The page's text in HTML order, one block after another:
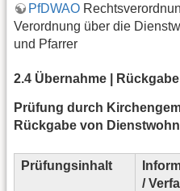
PfDWAO
Verordnung über die
und Pfarrer
2.4 Übernahme |
Prüfung durch
Rückgabe von
Prüfungsinhalt
/